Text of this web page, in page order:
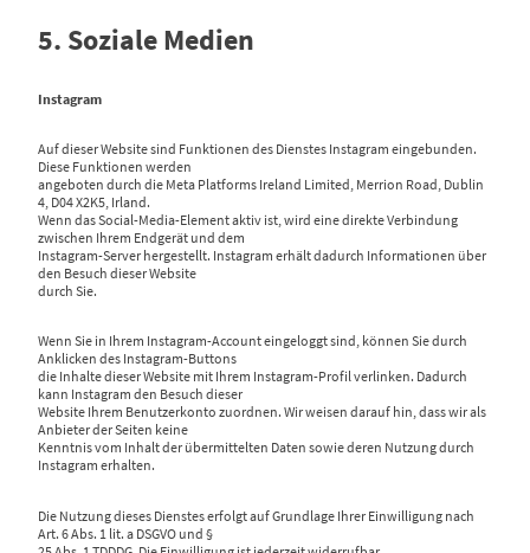
5. Soziale Medien
Instagram
Auf dieser Website sind Funktionen des Dienstes Instagram eingebunden.
Diese Funktionen werden
angeboten durch die Meta Platforms Ireland Limited, Merrion Road, Dublin
4, D04 X2K5, Irland.
Wenn das Social-Media-Element aktiv ist, wird eine direkte Verbindung
zwischen Ihrem Endgerät und dem
Instagram-Server hergestellt. Instagram erhält dadurch Informationen über
den Besuch dieser Website
durch Sie.
Wenn Sie in Ihrem Instagram-Account eingeloggt sind, können Sie durch
Anklicken des Instagram-Buttons
die Inhalte dieser Website mit Ihrem Instagram-Profil verlinken. Dadurch
kann Instagram den Besuch dieser
Website Ihrem Benutzerkonto zuordnen. Wir weisen darauf hin, dass wir als
Anbieter der Seiten keine
Kenntnis vom Inhalt der übermittelten Daten sowie deren Nutzung durch
Instagram erhalten.
Die Nutzung dieses Dienstes erfolgt auf Grundlage Ihrer Einwilligung nach
Art. 6 Abs. 1 lit. a DSGVO und §